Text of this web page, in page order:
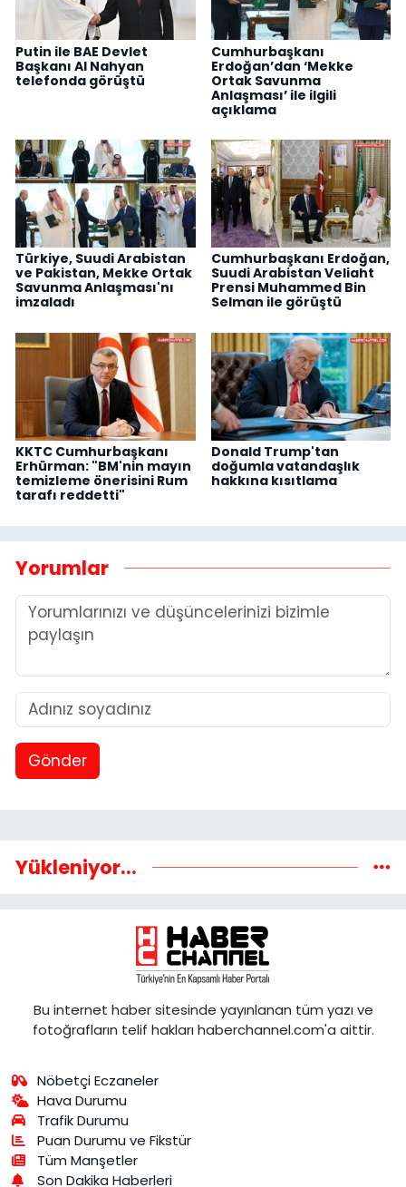
Putin ile BAE Devlet
Başkanı Al Nahyan
telefonda görüştü
Cumhurbaşkanı
Erdoğan’dan ‘Mekke
Ortak Savunma
Anlaşması’ ile ilgili
açıklama
Türkiye, Suudi Arabistan
ve Pakistan, Mekke Ortak
Savunma Anlaşması'nı
imzaladı
Cumhurbaşkanı Erdoğan,
Suudi Arabistan Veliaht
Prensi Muhammed Bin
Selman ile görüştü
KKTC Cumhurbaşkanı
Erhürman: "BM'nin mayın
temizleme önerisini Rum
tarafı reddetti"
Donald Trump'tan
doğumla vatandaşlık
hakkına kısıtlama
Yorumlar
Gönder
Yükleniyor...
Bu internet haber sitesinde yayınlanan tüm yazı ve
fotoğrafların telif hakları haberchannel.com'a aittir.
Nöbetçi Eczaneler
Hava Durumu
Trafik Durumu
Puan Durumu ve Fikstür
Tüm Manşetler
Son Dakika Haberleri